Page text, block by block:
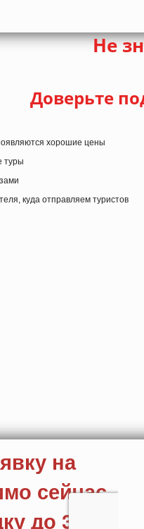
Не
Доверьте
хорошие цены
туры
куда отправляем туристов